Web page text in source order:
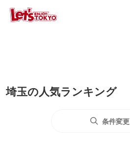
埼玉の人気ランキング
条件変更